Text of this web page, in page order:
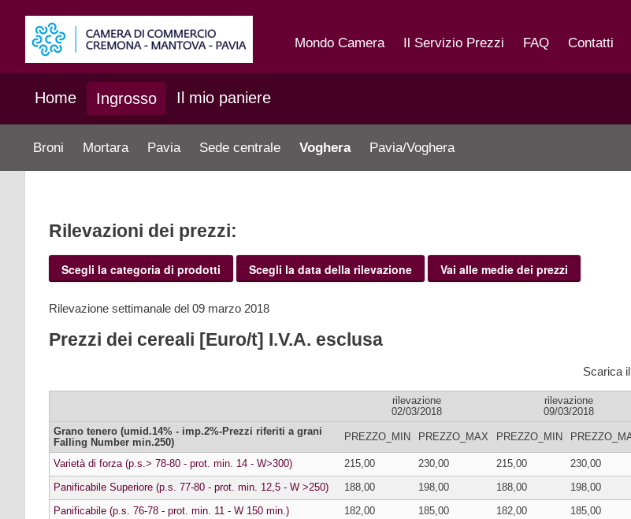
Mondo Camera Il Servizio Prezzi FAQ Contatti
Home Ingrosso Il mio paniere
Broni Mortara Pavia Sede centrale Voghera Pavia/Voghera
Rilevazioni dei prezzi:
Scegli la categoria di prodotti Scegli la data della rilevazione Vai alle medie dei prezzi
Rilevazione settimanale del 09 marzo 2018
Prezzi dei cereali [Euro/t] I.V.A. esclusa
Scarica
rilevazione
02/03/2018
rilevazione
09/03/2018
Grano tenero (umid.14% - imp.2%-Prezzi riferiti a grani
Falling Number min.250)
PREZZO_MIN PREZZO_MAX PREZZO_MIN
Varietà di forza (p.s.> 78-80 - prot. min. 14 - W>300) 215,00 230,00 215,00 230,00
Panificabile Superiore (p.s. 77-80 - prot. min. 12,5 - W >250)
188,00 198,00 188,00 198,00
Panificabile (p.s. 76-78 - prot. min. 11 - W 150 min.)
182,00 185,00 182,00 185,00